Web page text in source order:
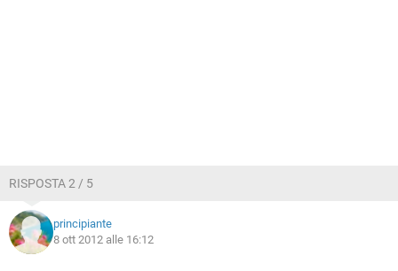
RISPOSTA 2 / 5
principiante
8 ott 2012 alle 16:12